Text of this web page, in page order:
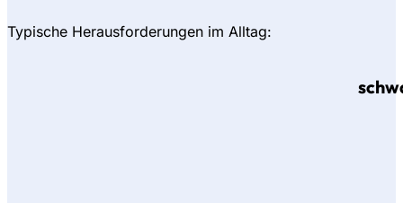
Typische Herausforderungen im Alltag: